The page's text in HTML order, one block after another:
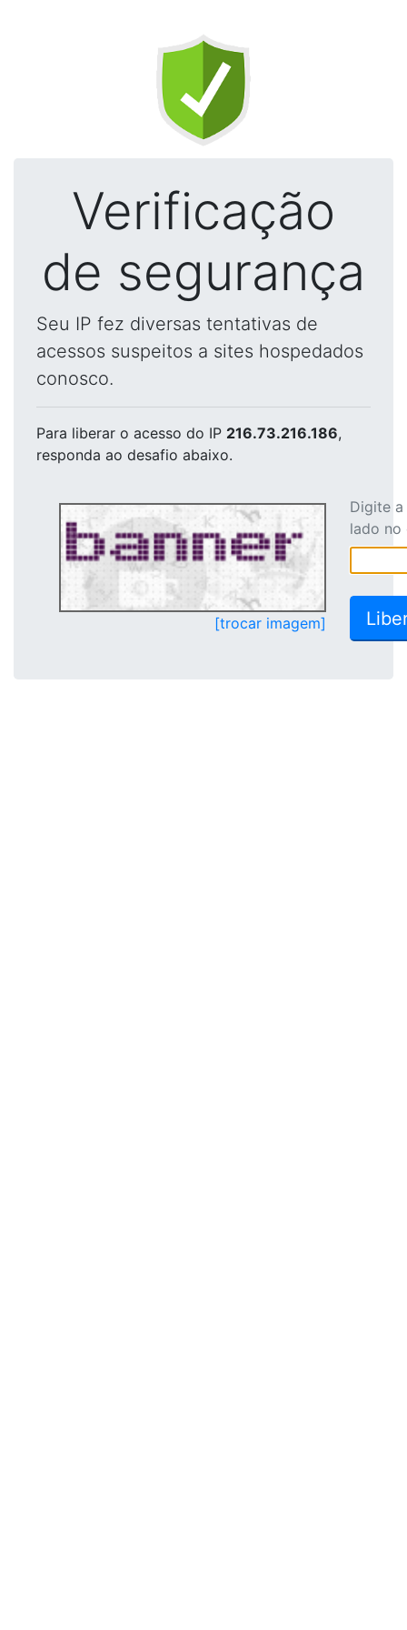
Verificação
de segurança
Seu IP fez diversas tentativas de
acessos suspeitos a sites hospedados
conosco.
Para liberar o acesso do IP 216.73.216.186,
responda ao desafio abaixo.
[trocar imagem]
Digite
lado no